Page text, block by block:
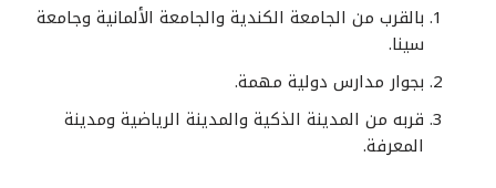
بالقرب من الجامعة الكندية والجامعة الألمانية وجامعة
سينا.
بجوار مدارس دولية مهمة.
قربه من المدينة الذكية والمدينة الرياضية ومدينة
المعرفة.